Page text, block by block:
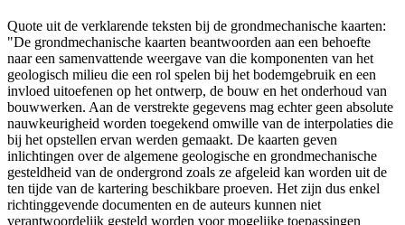
Quote uit de verklarende teksten bij de grondmechanische kaarten:
"De grondmechanische kaarten beantwoorden aan een behoefte
naar een samenvattende weergave van die komponenten van het
geologisch milieu die een rol spelen bij het bodemgebruik en een
invloed uitoefenen op het ontwerp, de bouw en het onderhoud van
bouwwerken. Aan de verstrekte gegevens mag echter geen absolute
nauwkeurigheid worden toegekend omwille van de interpolaties die
bij het opstellen ervan werden gemaakt. De kaarten geven
inlichtingen over de algemene geologische en grondmechanische
gesteldheid van de ondergrond zoals ze afgeleid kan worden uit de
ten tijde van de kartering beschikbare proeven. Het zijn dus enkel
richtinggevende documenten en de auteurs kunnen niet
verantwoordelijk gesteld worden voor mogelijke toepassingen